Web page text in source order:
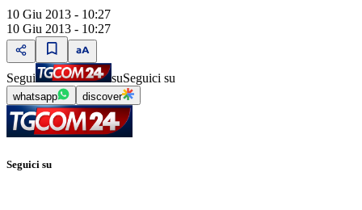
10 Giu 2013 - 10:27
10 Giu 2013 - 10:27
Segui suSeguici su
whatsapp discover
Seguici su